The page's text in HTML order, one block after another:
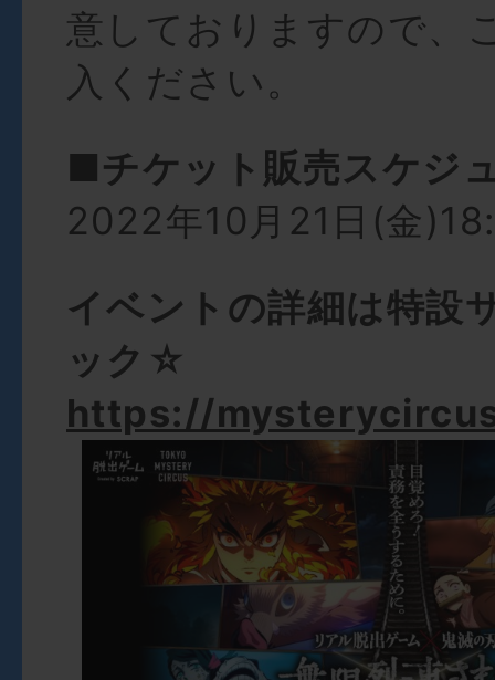
意しておりますので、
入ください。
■チケット販売スケジ
2022年10月21日(金
イベントの詳細は特設
ック☆
https://